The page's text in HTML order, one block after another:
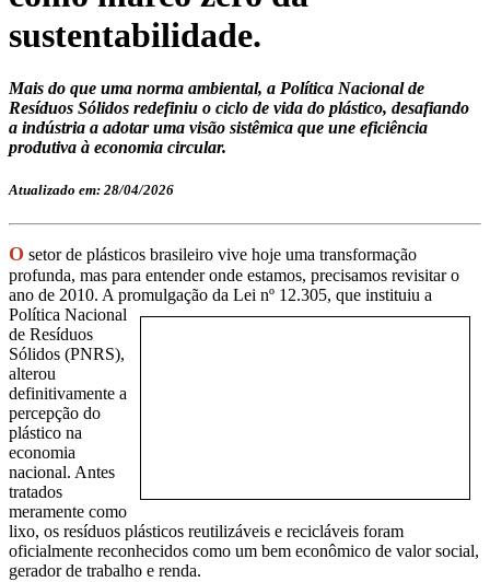
sustentabilidade.
Mais do que uma norma ambiental, a Política Nacional de
Resíduos Sólidos redefiniu o ciclo de vida do plástico, desafiando
a indústria a adotar uma visão sistêmica que une eficiência
produtiva à economia circular.
Atualizado em: 28/04/2026
O setor de plásticos brasileiro vive hoje uma transformação
profunda, mas para entender onde estamos, precisamos revisitar o
ano de 2010. A promulgação da Lei nº 12.305, que instituiu a
Política Nacional
de Resíduos
Sólidos (PNRS),
alterou
definitivamente a
percepção do
plástico na
economia
nacional. Antes
tratados
meramente como
lixo, os resíduos plásticos reutilizáveis e recicláveis foram
oficialmente reconhecidos como um bem econômico de valor social,
gerador de trabalho e renda.